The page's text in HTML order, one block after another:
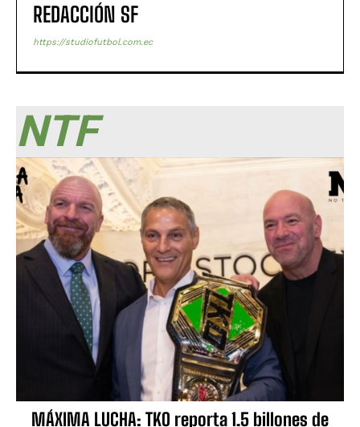
REDACCIÓN SF
https://studiofutbol.com.ec
NTF
MÁXIMA LUCHA: TKO reporta 1.5 billones de